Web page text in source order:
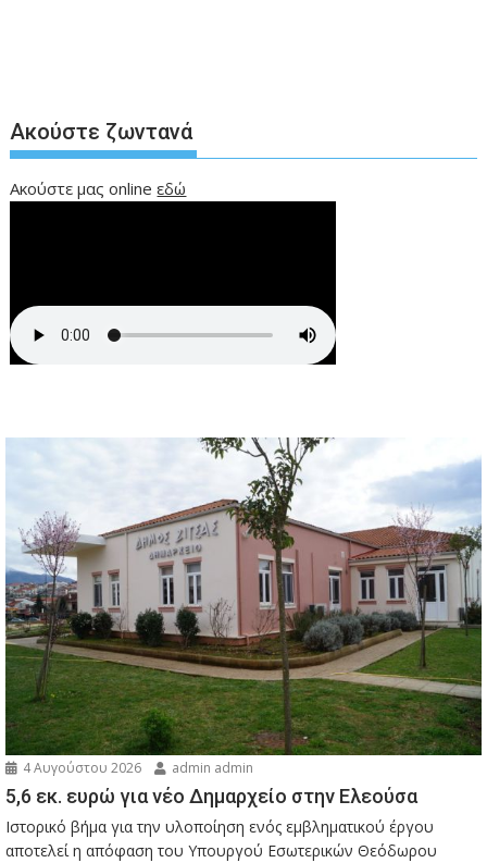
Ακούστε ζωντανά
Ακούστε μας onlineεδώ
4 Αυγούστου 2026 admin admin
5,6 εκ. ευρώ για νέο Δημαρχείο στην Ελεούσα
Ιστορικό βήμα για την υλοποίηση ενός εμβληματικού έργου
αποτελεί η απόφαση του Υπουργού Εσωτερικών Θεόδωρου